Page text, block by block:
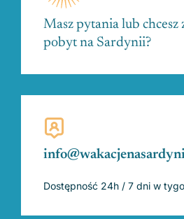
Masz pytania lub chcesz
pobyt na Sardynii?
Dostępność 24h / 7 dni w